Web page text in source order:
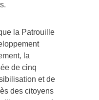
la Patrouille
la
de cinq
et de
des citoyens